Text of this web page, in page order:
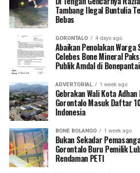
track referral
).
Koordinator Desa KKN Profesi
Hutadaa menekankan pentingnya
yang bersinggungan langsung
harian.
“Kader adalah pihak terdekat
keluarganya. Melalui program ini,
memastikan kader di Desa Hutadaa
kegawatdaruratan kehamilan,
krisis bencana, serta mampu
dengan tenaga kesehatan,” jelasnya.
Tambang Ilegal Buntulia
Bebas
GORONTALO 4 days ago
Abaikan Penolakan
Celebes Bone Mineral
Publik Amdal di Bonepantai
ADVERTORIAL 1 week ago
Gebrakan Wali Kota
Gorontalo Masuk Daftar
Indonesia
BONE BOLANGO 1 week ago
Bukan Sekadar
Gorontalo Buru Pemilik
Rendaman PETI